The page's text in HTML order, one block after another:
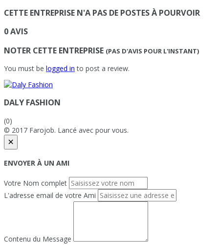
CETTE ENTREPRISE N'A PAS DE POSTES À POURVOIR
0 AVIS
NOTER CETTE ENTREPRISE (PAS D'AVIS POUR L'INSTANT)
You must be logged in to post a review.
DALY FASHION
(0)
© 2017 Farojob. Lancé avec pour vous.
×
ENVOYER À UN AMI
Votre Nom complet
L'adresse email de votre Ami
Contenu du Message